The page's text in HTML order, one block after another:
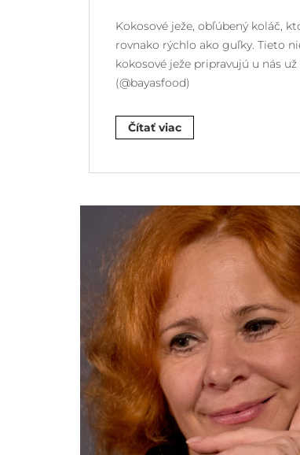
Kokosové ježe, obľúbený koláč,
rovnako rýchlo ako guľky. Tieto
kokosové ježe pripravujú u nás
(@bayasfood)
Čítať viac